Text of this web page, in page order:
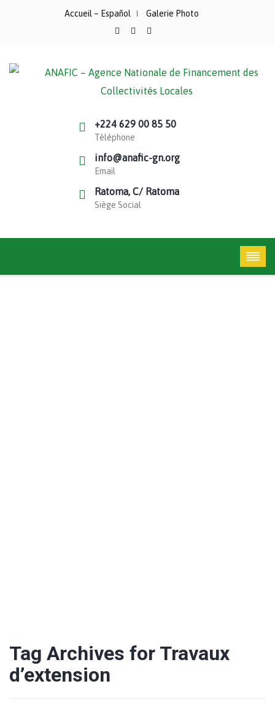
Accueil – Español Galerie Photo
+224 629 00 85 50
Téléphone
info@anafic-gn.org
Email
Ratoma, C/ Ratoma
Siège Social
Tag Archives for Travaux
d’extension